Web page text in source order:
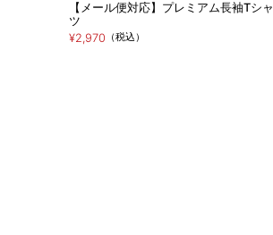
【メール便対応】プレミアム長袖Tシャ
ツ
¥2,970 （税込）